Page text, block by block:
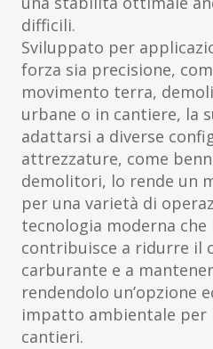
difficili.
Sviluppato per
forza sia precisione,
movimento terra,
urbane o in cantiere, la
adattarsi a diverse
attrezzature, come
demolitori, lo rende un
per una varietà di
tecnologia moderna che
contribuisce a ridurre il
carburante e a
rendendolo un’opzione
impatto ambientale per
cantieri.